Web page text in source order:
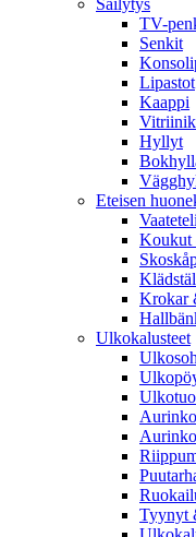
Säilytys
TV-
Senkit
Lipastot
Kaappi
Hyllyt
Eteisen
Koukut
Krokar
Ulkokalusteet
Tyynyt